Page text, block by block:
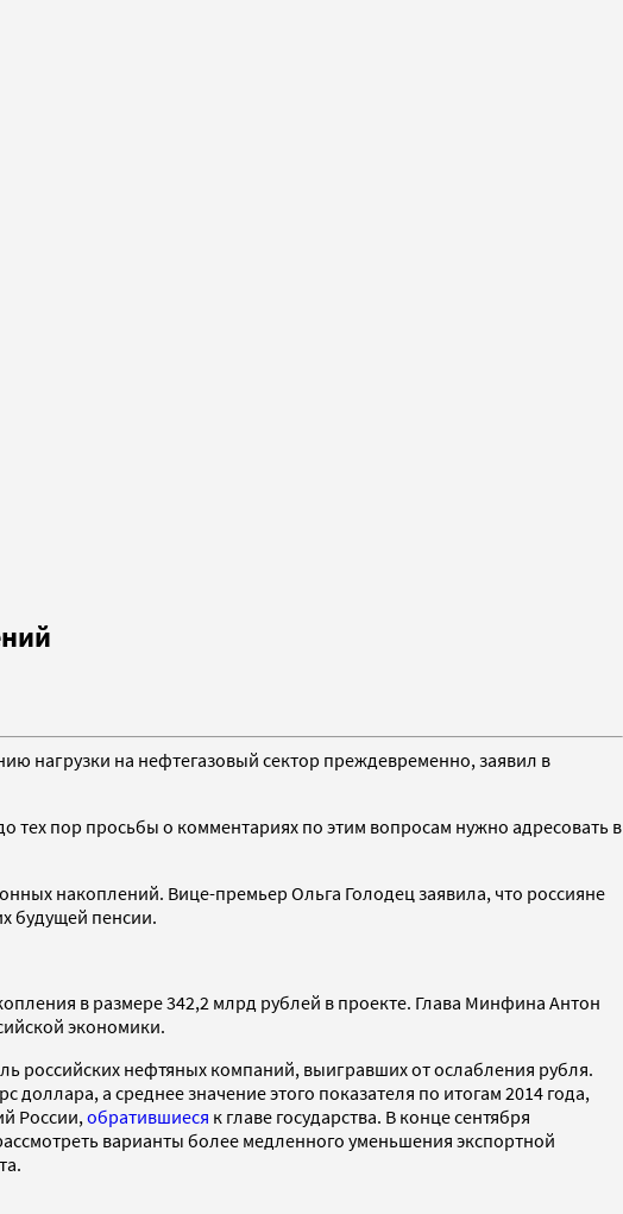
нагрузки на нефтегазовый сектор преждевременно, заявил в
тех пор просьбы о комментариях по этим вопросам нужно адресовать в
накоплений. Вице-премьер Ольга Голодец заявила, что россияне
будущей пенсии.
в размере 342,2 млрд рублей в проекте. Глава Минфина Антон
экономики.
российских нефтяных компаний, выигравших от ослабления рубля.
а среднее значение этого показателя по итогам 2014 года,
России, обратившиеся к главе государства. В конце сентября
варианты более медленного уменьшения экспортной